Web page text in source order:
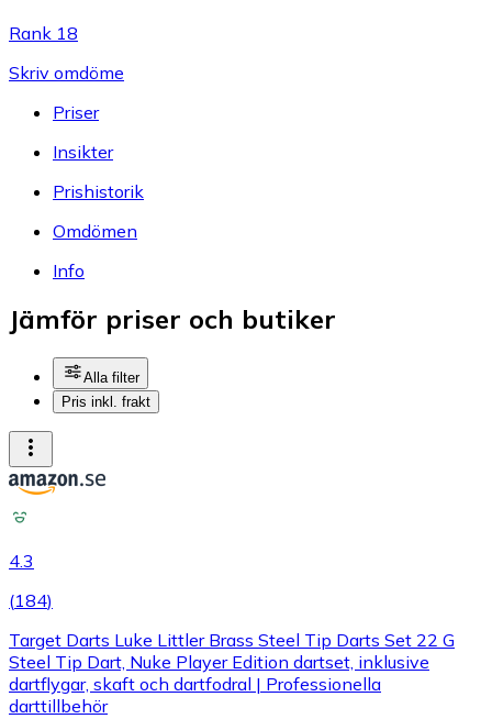
Rank 18
Skriv omdöme
Priser
Insikter
Prishistorik
Omdömen
Info
Jämför priser och butiker
Alla filter
Pris inkl. frakt
4.3
(184)
Target Darts Luke Littler Brass Steel Tip Darts Set 22 G
Steel Tip Dart, Nuke Player Edition dartset, inklusive
dartflygar, skaft och dartfodral | Professionella
darttillbehör